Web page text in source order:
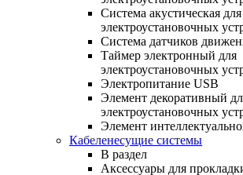
Система акустическая для
электроустановочных
Система датчиков
Таймер электронный для
электроустановочных
Электропитание USB
Элемент декоративный
электроустановочных
Элемент
Кабеленесущие системы
В раздел
Аксессуары для